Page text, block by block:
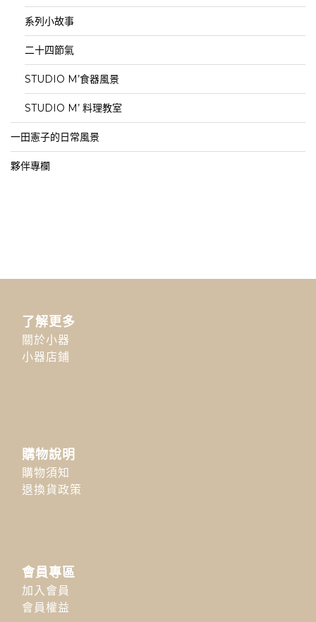
系列小故事
二十四節氣
STUDIO M’食器風景
STUDIO M’ 料理教室
一田憲子的日常風景
夥伴專欄
了解更多
關於小器
小器店鋪
購物說明
購物須知
退換貨政策
會員專區
加入會員
會員權益